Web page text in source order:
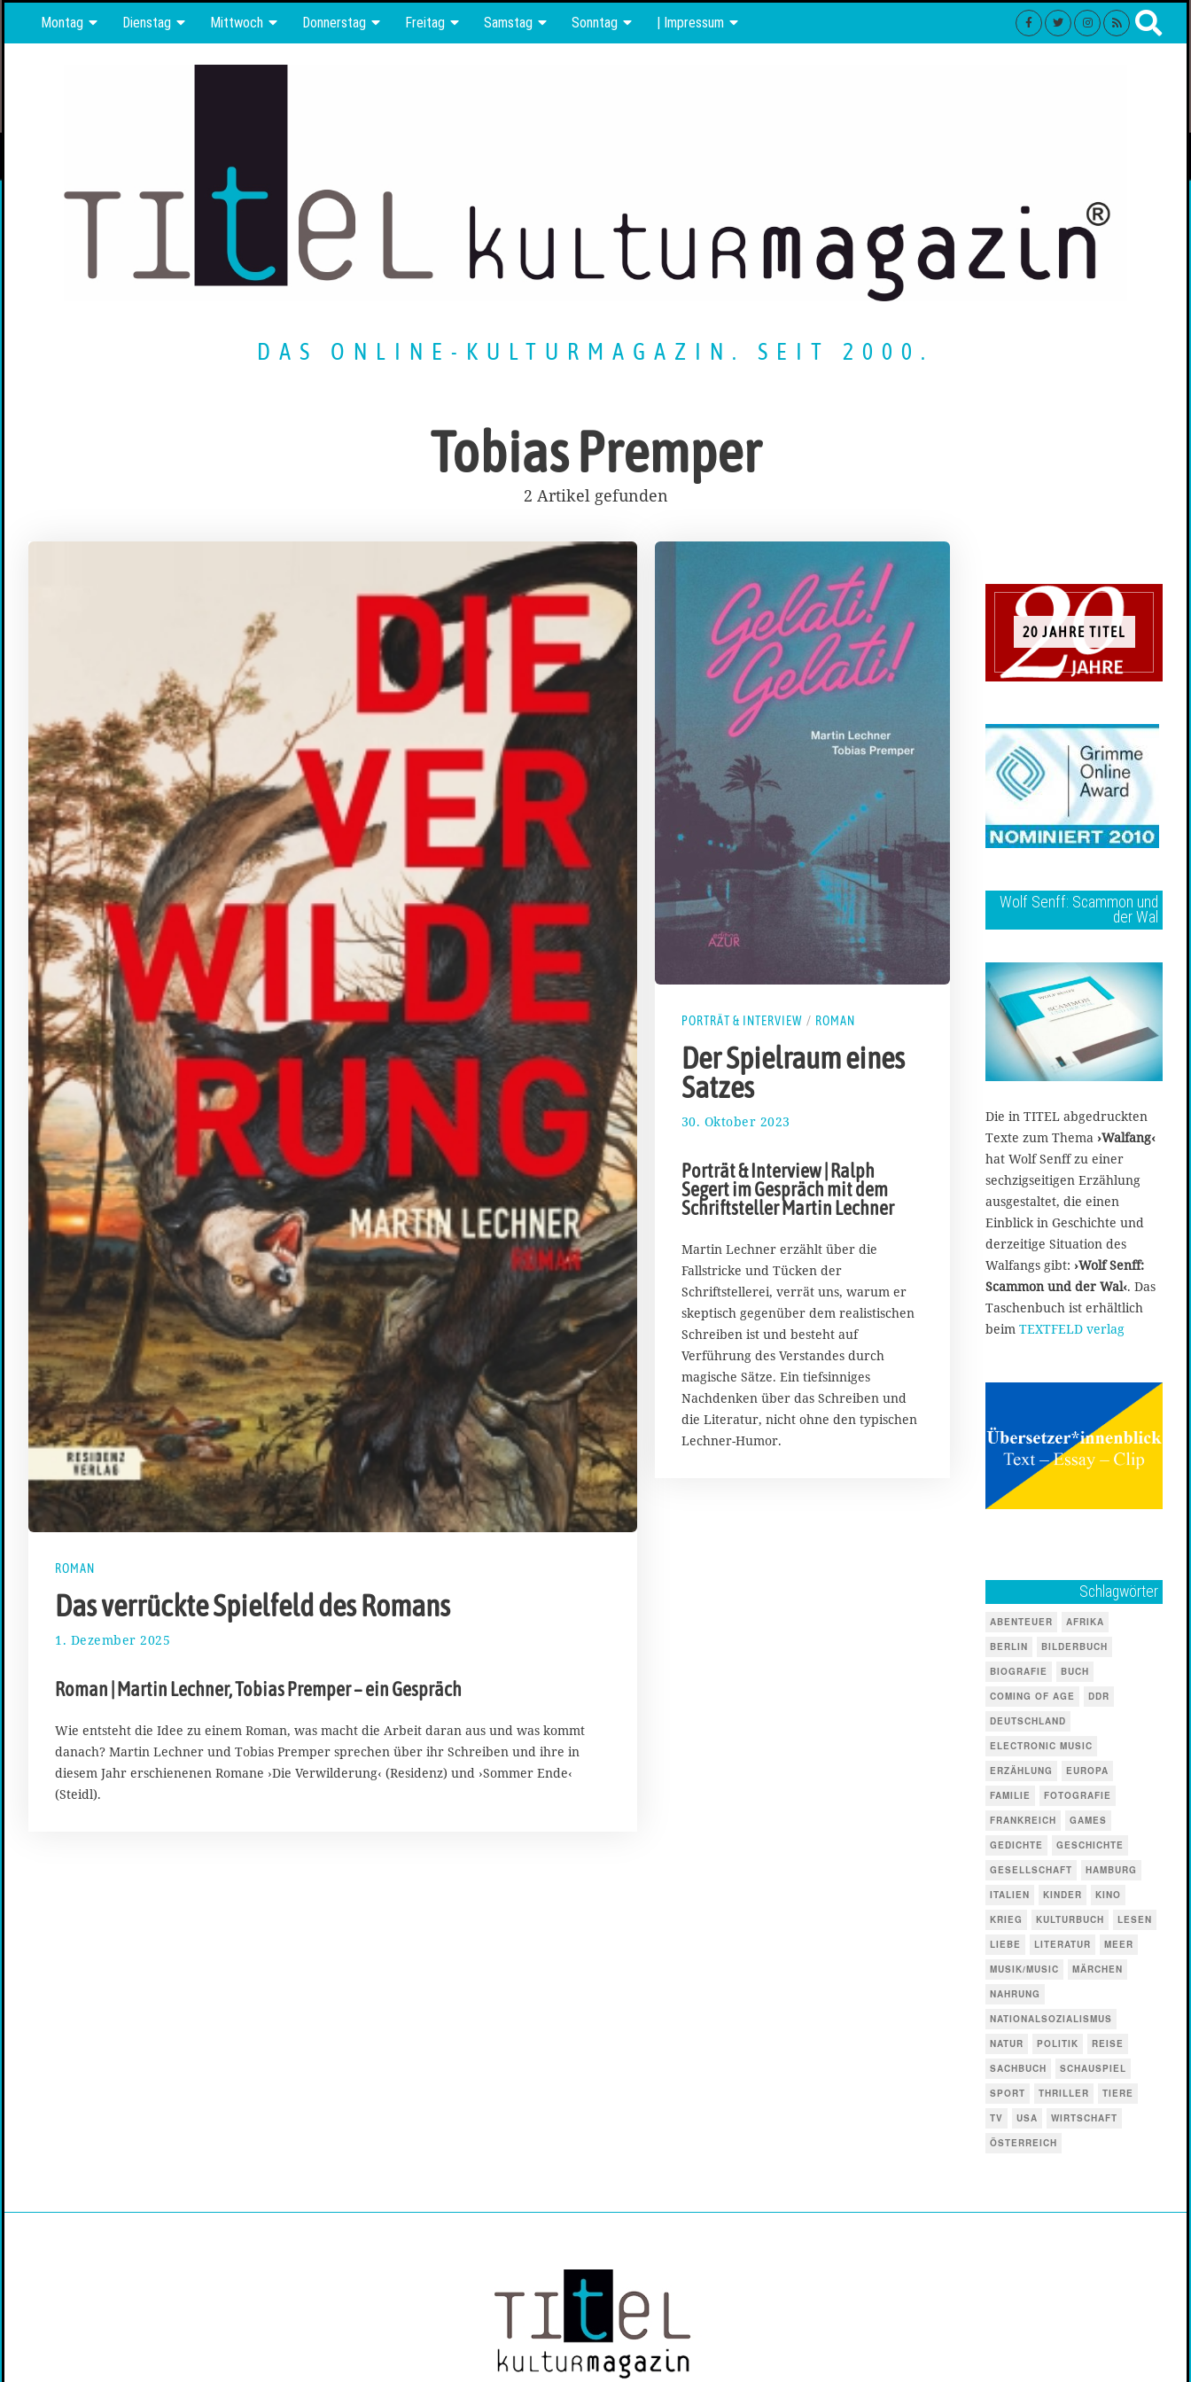
Montag Dienstag Mittwoch Donnerstag Freitag Samstag Sonntag | Impressum
DAS ONLINE-KULTURMAGAZIN. SEIT 2000.
Tobias Premper
2 Artikel gefunden
ROMAN
Das verrückte Spielfeld des Romans
1. Dezember 2025
D
z
e
b
Roman | Martin Lechner, Tobias Premper – ein Gespräch
Wie entsteht die Idee zu einem Roman, was macht die Arbeit daran aus und was kommt
danach? Martin Lechner und Tobias Premper sprechen über ihr Schreiben und ihre in
diesem Jahr erschienenen Romane ›Die Verwilderung‹ (Residenz) und ›Sommer Ende‹
(Steidl).
PORTRÄT & INTERVIEW / ROMAN
Der Spielraum eines
Satzes
30. Oktober 2023
N
o
v
m
b
r
2
0
2
5
Porträt & Interview | Ralph
Segert im Gespräch mit dem
Schriftsteller Martin Lechner
Martin Lechner erzählt über die
Fallstricke und Tücken der
Schriftstellerei, verrät uns, warum er
skeptisch gegenüber dem realistischen
Schreiben ist und besteht auf
Verführung des Verstandes durch
magische Sätze. Ein tiefsinniges
Nachdenken über das Schreiben und
die Literatur, nicht ohne den typischen
Lechner-Humor.
20 JAHRE TITEL
Wolf Senff: Scammon und
der Wal
Die in TITEL abgedruckten
Texte zum Thema ›Walfang‹
hat Wolf Senff zu einer
sechzigseitigen Erzählung
ausgestaltet, die einen
Einblick in Geschichte und
derzeitige Situation des
Walfangs gibt: ›Wolf Senff:
Scammon und der Wal‹. Das
Taschenbuch ist erhältlich
beim TEXTFELD verlag
Schlagwörter
ABENTEUER
AFRIKA
BERLIN
BILDERBUCH
BIOGRAFIE
BUCH
COMING OF AGE
DDR
DEUTSCHLAND
ELECTRONIC MUSIC
ERZÄHLUNG
EUROPA
FAMILIE
FOTOGRAFIE
FRANKREICH
GAMES
GEDICHTE
GESCHICHTE
GESELLSCHAFT
HAMBURG
ITALIEN
KINDER
KINO
KRIEG
KULTURBUCH
LESEN
LIEBE
LITERATUR
MEER
MUSIK/MUSIC
MÄRCHEN
NAHRUNG
NATIONALSOZIALISMUS
NATUR
POLITIK
REISE
SACHBUCH
SCHAUSPIEL
SPORT
THRILLER
TIERE
TV
USA
WIRTSCHAFT
ÖSTERREICH